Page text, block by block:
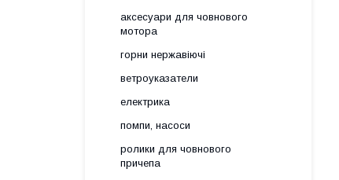
аксесуари для човнового
мотора
горни нержавіючі
ветроуказатели
електрика
помпи, насоси
ролики для човнового
причепа